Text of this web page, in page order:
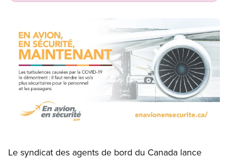
Le syndicat des agents de bord du Canada lance